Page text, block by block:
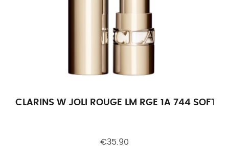
CLARINS W JOLI ROUGE LM RGE 1A 744 SOFT
€35.90